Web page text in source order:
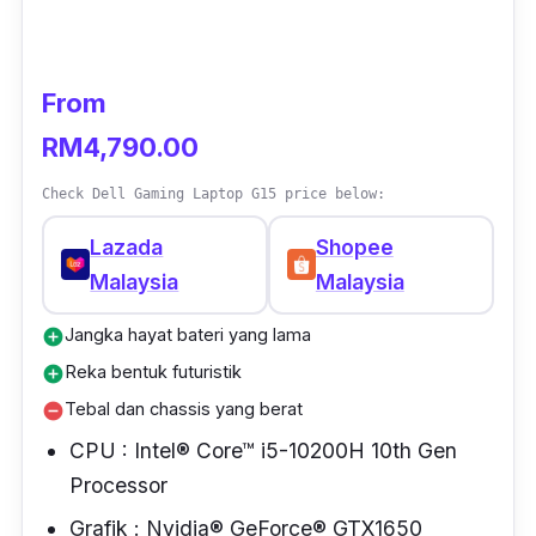
apa saja jenis game menggunakan laptop ini
sesuai digunakan untuk bermain game.
Tapi, jangan ingat laptop Asus TUF F15
gaming hanya khas bermain game saja,
sebenarnya boleh untuk melakukan editing
video, gambar serta boleh membuat kerja-
kerja pejabat yang menggunakan software
Microsoft, Excel dan lain-lain.
From
RM4,790.00
Check Dell Gaming Laptop G15 price below:
Lazada
Malaysia
Shopee
Malaysia
add_circleJangka hayat bateri yang lama
add_circleReka bentuk futuristik
remove_circleTebal dan chassis yang berat
CPU : Intel® Core™ i5-10200H 10th Gen
Processor
Grafik : Nvidia® GeForce® GTX1650